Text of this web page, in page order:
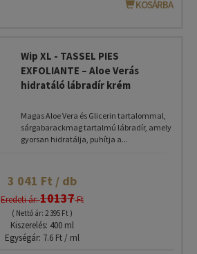
KOSÁRBA
Wip XL - TASSEL PIES
EXFOLIANTE – Aloe Verás
hidratáló lábradír krém
Magas Aloe Vera és Glicerin tartalommal,
sárgabarackmag tartalmú lábradír, amely
gyorsan hidratálja, puhítja a...
3 041 Ft / db
Eredeti ár:10137Ft
( Nettó ár: 2 395 Ft )
Kiszerelés: 400 ml
Egységár: 7.6 Ft / ml